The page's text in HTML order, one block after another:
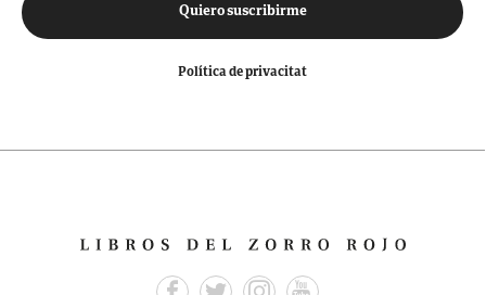
Quiero suscribirme
Política de privacitat